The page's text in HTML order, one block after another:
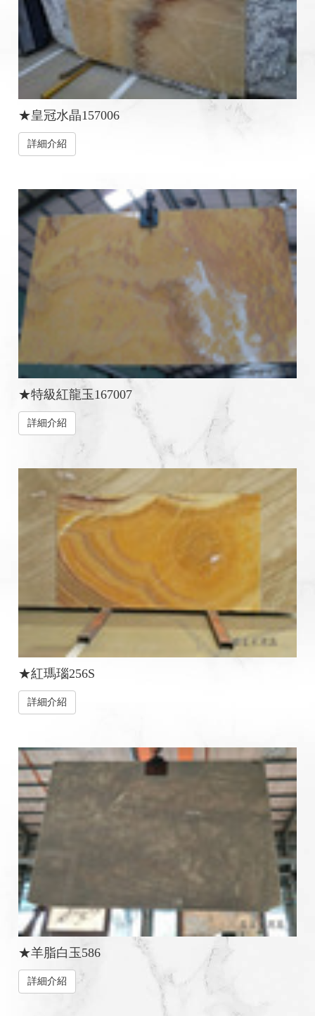
★皇冠水晶157006
詳細介紹
★特級紅龍玉167007
詳細介紹
★紅瑪瑙256S
詳細介紹
★羊脂白玉586
詳細介紹